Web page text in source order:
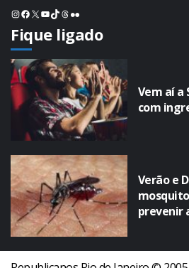
Instagram
Facebook
X Youtube
TikTok
Threads
Flickr
Fique ligado
Vem aí a
com
Verão e
prevenir